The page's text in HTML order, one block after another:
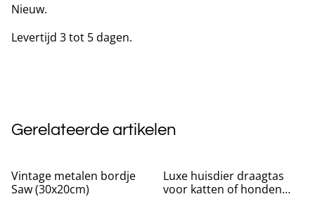
Nieuw.
Levertijd 3 tot 5 dagen.
Gerelateerde artikelen
Vintage metalen bordje
Saw (30x20cm)
Luxe huisdier draagtas
voor katten of honden